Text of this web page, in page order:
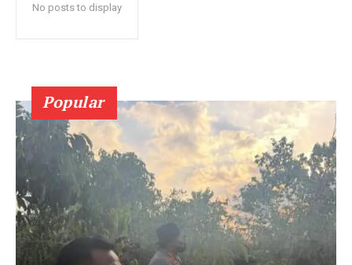
No posts to display
Popular